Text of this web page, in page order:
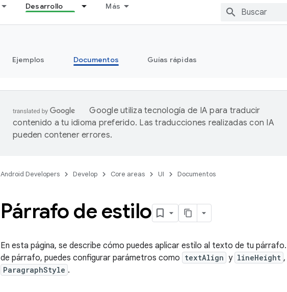
Desarrollo Más
Ejemplos Documentos Guías rápidas
Google utiliza tecnología de IA para traducir
contenido a tu idioma preferido. Las traducciones realizadas con IA
pueden contener errores.
Android Developers Develop Core areas UI Documentos
Párrafo de estilo
En esta página, se describe cómo puedes aplicar estilo al texto de tu
de párrafo, puedes configurar parámetros como textAlign y lineHeight
ParagraphStyle .